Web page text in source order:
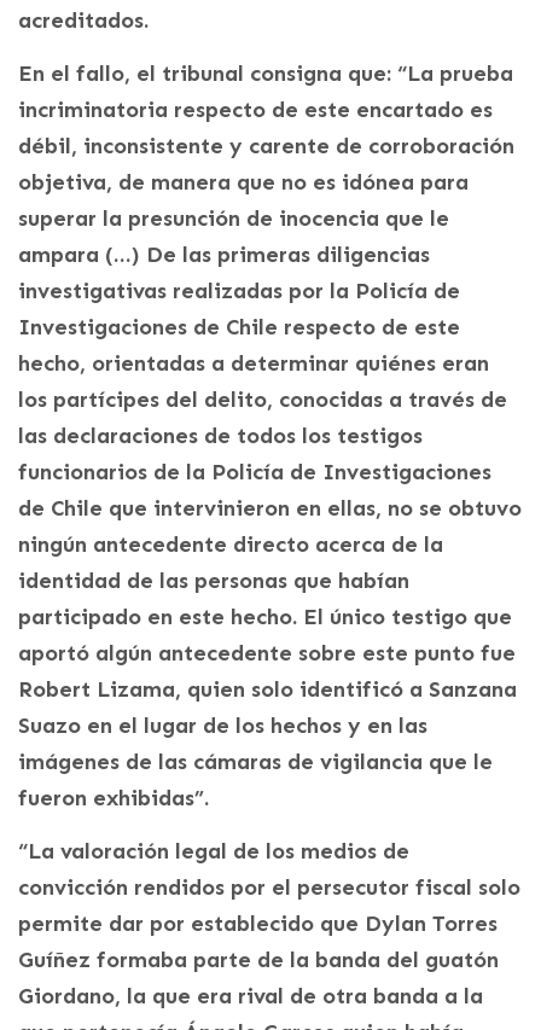
acreditados.
En el fallo, el tribunal consigna que: “La prueba
incriminatoria respecto de este encartado es
débil, inconsistente y carente de corroboración
objetiva, de manera que no es idónea para
superar la presunción de inocencia que le
ampara (…) De las primeras diligencias
investigativas realizadas por la Policía de
Investigaciones de Chile respecto de este
hecho, orientadas a determinar quiénes eran
los partícipes del delito, conocidas a través de
las declaraciones de todos los testigos
funcionarios de la Policía de Investigaciones
de Chile que intervinieron en ellas, no se obtuvo
ningún antecedente directo acerca de la
identidad de las personas que habían
participado en este hecho. El único testigo que
aportó algún antecedente sobre este punto fue
Robert Lizama, quien solo identificó a Sanzana
Suazo en el lugar de los hechos y en las
imágenes de las cámaras de vigilancia que le
fueron exhibidas”.
“La valoración legal de los medios de
convicción rendidos por el persecutor fiscal solo
permite dar por establecido que Dylan Torres
Guíñez formaba parte de la banda del guatón
Giordano, la que era rival de otra banda a la